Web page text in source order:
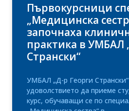
Първокурсници
„Медицинска
започнаха
практика в УМБАЛ
Странски“
УМБАЛ „Д-р Георги
удоволствието да приеме
курс, обучаващи се по